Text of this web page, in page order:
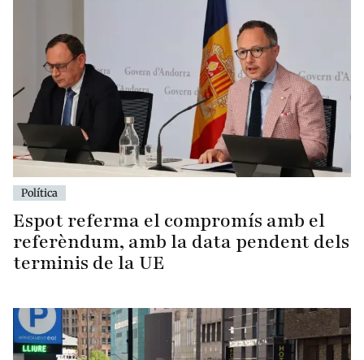
Política
Espot referma el compromís amb el
referèndum, amb la data pendent dels
terminis de la UE